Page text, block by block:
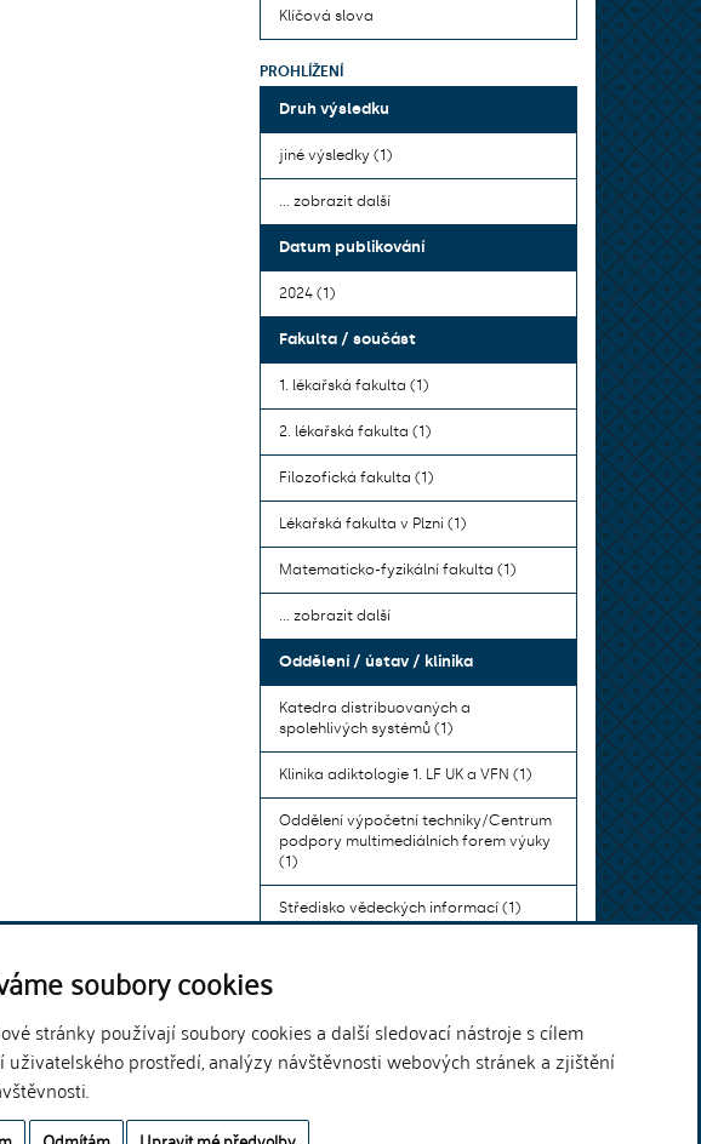
soubory cookies
stránky používají soubory cookies a další sledovací nástroje s cílem
uživatelského prostředí, analýzy návštěvnosti webových stránek a zjištění
Klíčová slova
PROHLÍŽENÍ
Druh výsledku
jiné výsledky (1)
... zobrazit další
Datum publikování
2024 (1)
Fakulta / součást
1. lékařská fakulta (1)
2. lékařská fakulta (1)
Filozofická fakulta (1)
Lékařská fakulta v Plzni (1)
Matematicko-fyzikální fakulta (1)
... zobrazit další
Oddělení / ústav / klinika
Katedra distribuovaných a
spolehlivých systémů (1)
Klinika adiktologie 1. LF UK a VFN (1)
Oddělení výpočetní techniky/Centrum
podpory multimediálních forem výuky
(1)
Středisko vědeckých informací (1)